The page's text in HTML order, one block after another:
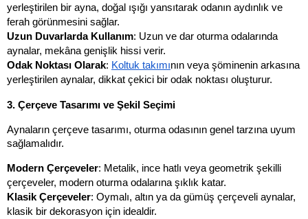
yerleştirilen bir ayna, doğal ışığı yansıtarak odanın aydınlık ve
ferah görünmesini sağlar.
Uzun Duvarlarda Kullanım: Uzun ve dar oturma odalarında
aynalar, mekâna genişlik hissi verir.
Odak Noktası Olarak: Koltuk takımının veya şöminenin arkasına
yerleştirilen aynalar, dikkat çekici bir odak noktası oluşturur.
3. Çerçeve Tasarımı ve Şekil Seçimi
Aynaların çerçeve tasarımı, oturma odasının genel tarzına uyum
sağlamalıdır.
Modern Çerçeveler: Metalik, ince hatlı veya geometrik şekilli
çerçeveler, modern oturma odalarına şıklık katar.
Klasik Çerçeveler: Oymalı, altın ya da gümüş çerçeveli aynalar,
klasik bir dekorasyon için idealdir.